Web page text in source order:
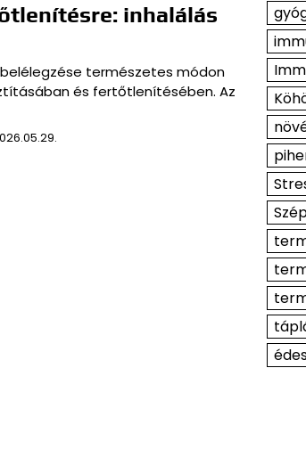
inhalálás
belélegzése természetes módon
és fertőtlenítésében. Az